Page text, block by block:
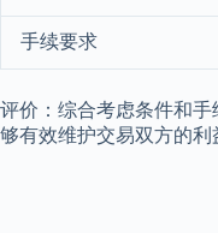
手续要求
评价：综合考虑条件和
够有效维护交易双方的利